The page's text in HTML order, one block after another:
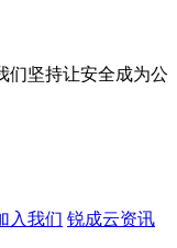
们坚持让安全成为公
入我们 锐成云资讯